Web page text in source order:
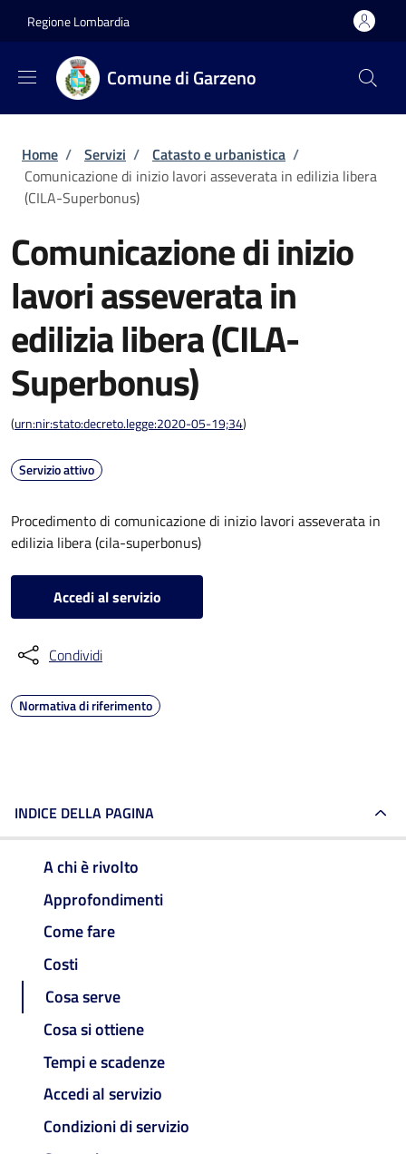
Regione Lombardia
Comune di Garzeno
Briciole di pane
Home / Servizi / Catasto e urbanistica /
Comunicazione di inizio lavori asseverata in edilizia libera
(CILA-Superbonus)
Comunicazione di inizio
lavori asseverata in
edilizia libera (CILA-
Superbonus)
(urn:nir:stato:decreto.legge:2020-05-19;34)
Servizio attivo
Procedimento di comunicazione di inizio lavori asseverata in
edilizia libera (cila-superbonus)
Accedi al servizio
Condividi
Normativa di riferimento
INDICE DELLA PAGINA
A chi è rivolto
Approfondimenti
Come fare
Costi
Cosa serve
Cosa si ottiene
Tempi e scadenze
Accedi al servizio
Condizioni di servizio